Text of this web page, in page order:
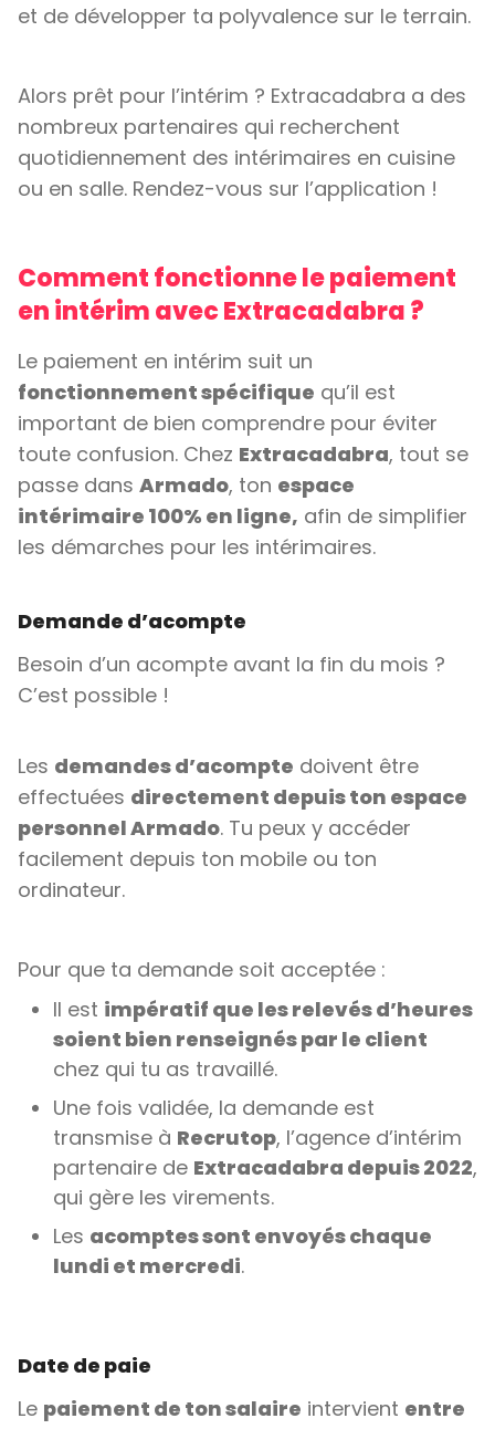
et de développer ta polyvalence sur le terrain.
Alors prêt pour l’intérim ? Extracadabra a des
nombreux partenaires qui recherchent
quotidiennement des intérimaires en cuisine
ou en salle. Rendez-vous sur l’application !
Comment fonctionne le paiement
en intérim avec Extracadabra ?
Le paiement en intérim suit un
fonctionnement spécifique qu’il est
important de bien comprendre pour éviter
toute confusion. Chez Extracadabra, tout se
passe dans Armado, ton espace
intérimaire 100% en ligne, afin de simplifier
les démarches pour les intérimaires.
Demande d’acompte
Besoin d’un acompte avant la fin du mois ?
C’est possible !
Les demandes d’acompte doivent être
effectuées directement depuis ton espace
personnel Armado. Tu peux y accéder
facilement depuis ton mobile ou ton
ordinateur.
Pour que ta demande soit acceptée :
Il est impératif que les relevés d’heures
soient bien renseignés par le client
chez qui tu as travaillé.
Une fois validée, la demande est
transmise à Recrutop, l’agence d’intérim
partenaire de Extracadabra depuis 2022,
qui gère les virements.
Les acomptes sont envoyés chaque
lundi et mercredi.
Date de paie
Le paiement de ton salaire intervient entre